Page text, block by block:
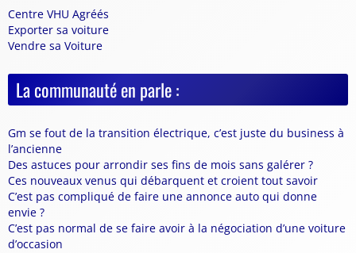
Centre VHU Agréés
Exporter sa voiture
Vendre sa Voiture
La communauté en parle :
Gm se fout de la transition électrique, c’est juste du business à
l’ancienne
Des astuces pour arrondir ses fins de mois sans galérer ?
Ces nouveaux venus qui débarquent et croient tout savoir
C’est pas compliqué de faire une annonce auto qui donne
envie ?
C’est pas normal de se faire avoir à la négociation d’une voiture
d’occasion